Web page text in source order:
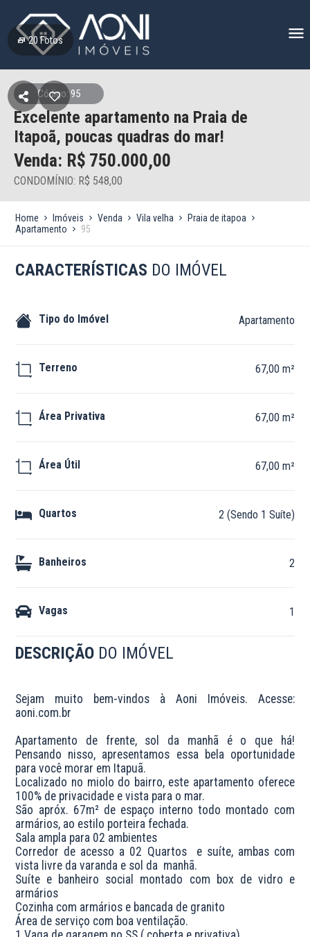
20Fotos
Código: 95
Excelente apartamento na Praia de
Itapoã, poucas quadras do mar!
Venda: R$ 750.000,00
CONDOMÍNIO: R$ 548,00
Home Imóveis Venda Vila velha
Praia de itapoa
Apartamento
95
CARACTERÍSTICAS DO IMÓVEL
Tipo do Imóvel Apartamento
Terreno 67,00 m²
Área Privativa 67,00 m²
Área Útil 67,00 m²
Quartos 2 (Sendo 1 Suíte)
Banheiros 2
Vagas 1
DESCRIÇÃO DO IMÓVEL
Sejam muito bem-vindos à Aoni Imóveis. Acesse:
aoni.com.br
Apartamento de frente, sol da manhã é o que há!
Pensando nisso, apresentamos essa bela oportunidade
para você morar em Itapuã.
Localizado no miolo do bairro, este apartamento oferece
100% de privacidade e vista para o mar.
São apróx. 67m² de espaço interno todo montado com
armários, ao estilo porteira fechada.
Sala ampla para 02 ambientes
Corredor de acesso a 02 Quartos  e suíte, ambas com
vista livre da varanda e sol da  manhã.
Suíte e banheiro social montado com box de vidro e
armários
Cozinha com armários e bancada de granito
Área de serviço com boa ventilação.